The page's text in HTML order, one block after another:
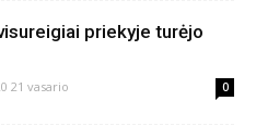
priekyje turėjo
21 vasario 0